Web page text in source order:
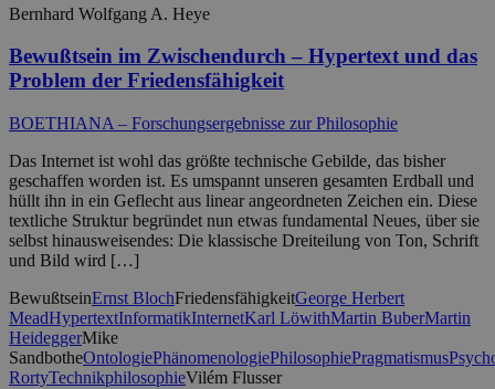
Bernhard Wolfgang A. Heye
Bewußtsein im Zwischendurch – Hypertext und das
Problem der Friedensfähigkeit
BOETHIANA – Forschungsergebnisse zur Philosophie
Das Internet ist wohl das größte technische Gebilde, das bisher
geschaffen worden ist. Es umspannt unseren gesamten Erdball und
hüllt ihn in ein Geflecht aus linear angeordneten Zeichen ein. Diese
textliche Struktur begründet nun etwas fundamental Neues, über sie
selbst hinausweisendes: Die klassische Dreiteilung von Ton, Schrift
und Bild wird […]
BewußtseinErnst BlochFriedensfähigkeitGeorge Herbert
MeadHypertextInformatikInternetKarl LöwithMartin BuberMartin
HeideggerMike
SandbotheOntologiePhänomenologiePhilosophiePragmatismus
RortyTechnikphilosophieVilém Flusser